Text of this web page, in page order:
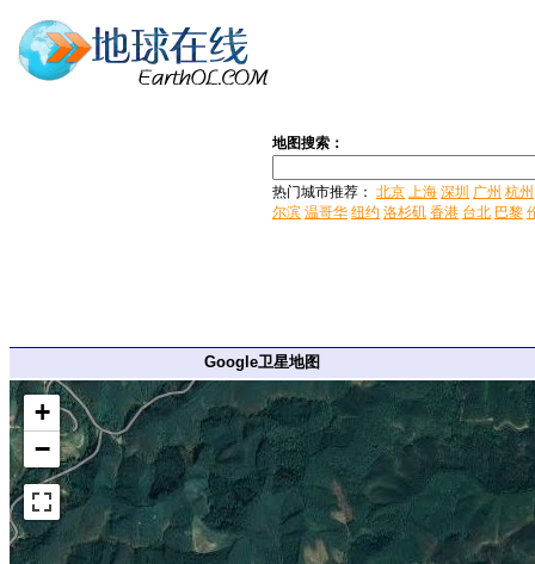
地图搜索：
热门城市推荐： 北京 上海 深圳 广州 杭州
尔滨 温哥华 纽约 洛杉矶 香港 台北 巴黎
Google卫星地图
+
−